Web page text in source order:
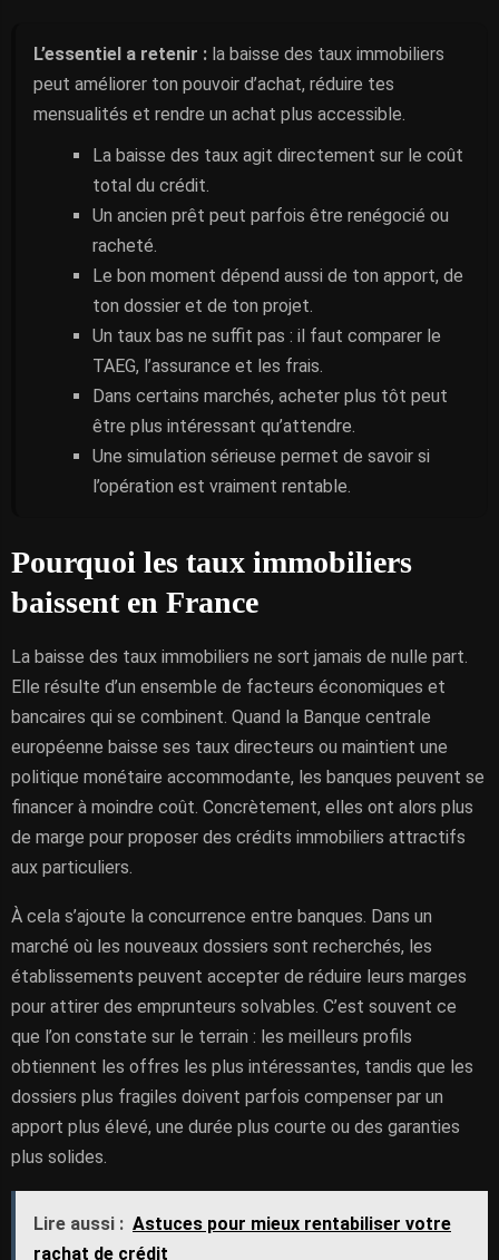
L’essentiel a retenir : la baisse des taux immobiliers
peut améliorer ton pouvoir d’achat, réduire tes
mensualités et rendre un achat plus accessible.
La baisse des taux agit directement sur le coût
total du crédit.
Un ancien prêt peut parfois être renégocié ou
racheté.
Le bon moment dépend aussi de ton apport, de
ton dossier et de ton projet.
Un taux bas ne suffit pas : il faut comparer le
TAEG, l’assurance et les frais.
Dans certains marchés, acheter plus tôt peut
être plus intéressant qu’attendre.
Une simulation sérieuse permet de savoir si
l’opération est vraiment rentable.
Pourquoi les taux immobiliers
baissent en France
La baisse des taux immobiliers ne sort jamais de nulle part.
Elle résulte d’un ensemble de facteurs économiques et
bancaires qui se combinent. Quand la Banque centrale
européenne baisse ses taux directeurs ou maintient une
politique monétaire accommodante, les banques peuvent se
financer à moindre coût. Concrètement, elles ont alors plus
de marge pour proposer des crédits immobiliers attractifs
aux particuliers.
À cela s’ajoute la concurrence entre banques. Dans un
marché où les nouveaux dossiers sont recherchés, les
établissements peuvent accepter de réduire leurs marges
pour attirer des emprunteurs solvables. C’est souvent ce
que l’on constate sur le terrain : les meilleurs profils
obtiennent les offres les plus intéressantes, tandis que les
dossiers plus fragiles doivent parfois compenser par un
apport plus élevé, une durée plus courte ou des garanties
plus solides.
Lire aussi : Astuces pour mieux rentabiliser votre
rachat de crédit